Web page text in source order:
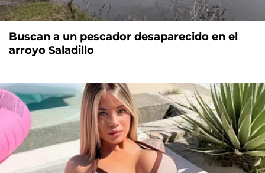
Buscan a un pescador desaparecido en el
arroyo Saladillo